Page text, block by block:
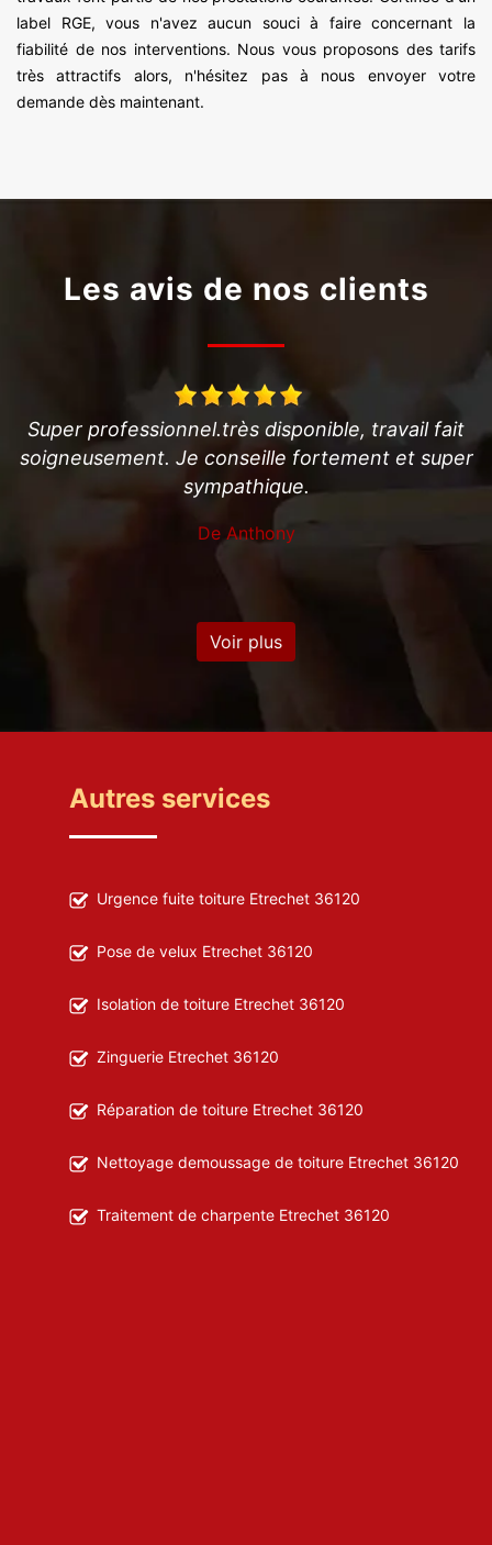
label RGE, vous n'avez aucun souci à faire concernant la
fiabilité de nos interventions. Nous vous proposons des tarifs
très attractifs alors, n'hésitez pas à nous envoyer votre
demande dès maintenant.
Les avis de nos clients
travail fait
et super
Professionnel très efficace et
conseille!
Voir plus
Autres services
Urgence fuite toiture Etrechet 36120
Pose de velux Etrechet 36120
Isolation de toiture Etrechet 36120
Zinguerie Etrechet 36120
Réparation de toiture Etrechet 36120
Nettoyage demoussage de toiture Etrechet 36120
Traitement de charpente Etrechet 36120